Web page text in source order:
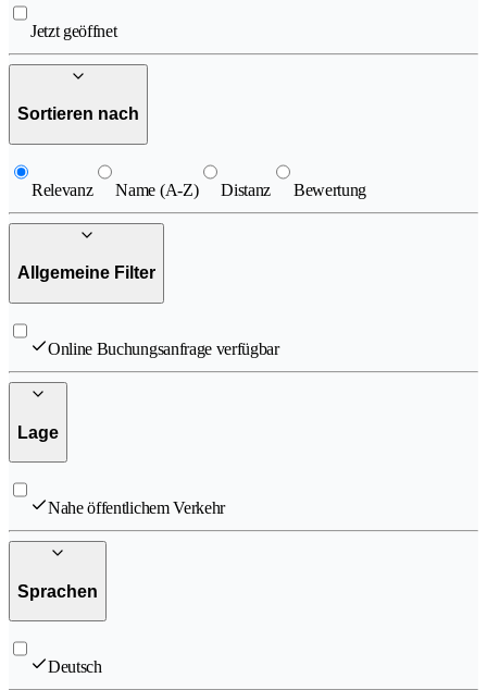
Jetzt geöffnet
Sortieren nach
Relevanz Name (A-Z) Distanz Bewertung
Allgemeine Filter
Online Buchungsanfrage verfügbar
Lage
Nahe öffentlichem Verkehr
Sprachen
Deutsch